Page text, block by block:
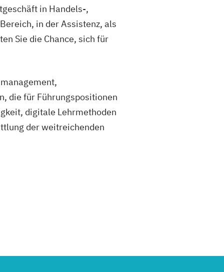
in Handels-,
in der Assistenz, als
Sie die Chance, sich für
die für Führungspositionen
digitale Lehrmethoden
der weitreichenden